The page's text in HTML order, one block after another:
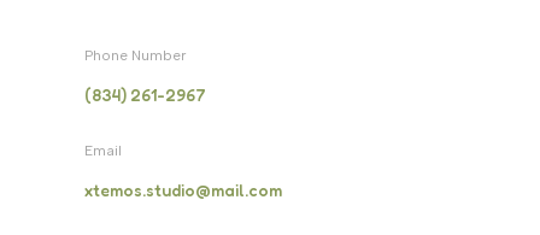
Phone Number
(834) 261-2967
Email
xtemos.studio@mail.com